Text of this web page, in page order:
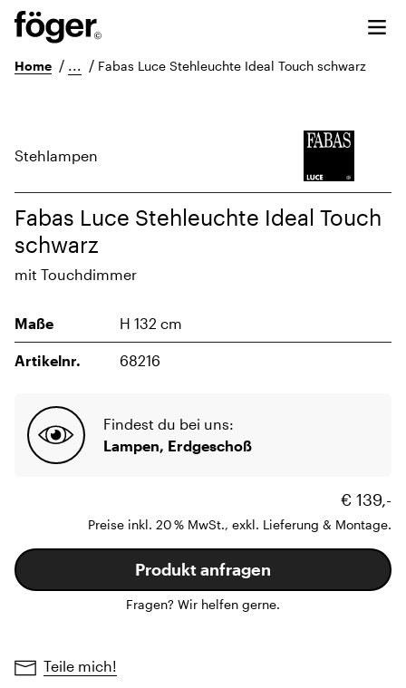
Home / ... / Fabas Luce Stehleuchte Ideal Touch schwarz
Stehlampen
Fabas Luce Stehleuchte Ideal Touch
schwarz
mit Touchdimmer
Maße H 132 cm
Artikelnr. 68216
Findest du bei uns:
Lampen, Erdgeschoß
€ 139,-
Preise inkl. 20 % MwSt., exkl. Lieferung & Montage.
Produkt anfragen
Fragen? Wir helfen gerne.
Teile mich!